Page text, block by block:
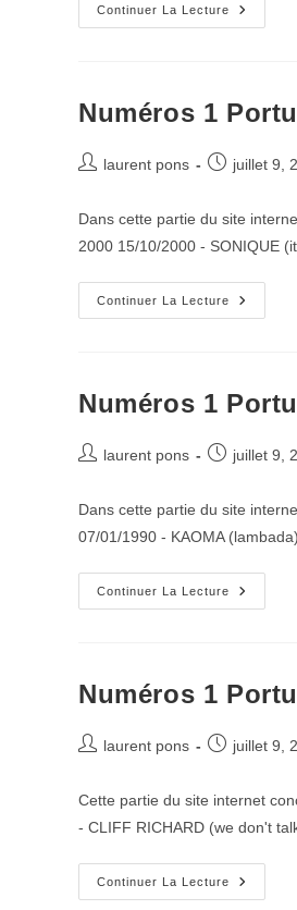
Continuer La Lecture
Numéros
1
Numéros 1
Auteur/autrice
publication :
laurent pons
Publication
juillet 9,
Dans cette partie du site
2000 15/10/2000 - SONIQUE
Continuer La Lecture
Numéros
1
Numéros 1
Auteur/autrice
publication :
laurent pons
Publication
juillet 9,
Dans cette partie du site
07/01/1990 - KAOMA
Continuer La Lecture
Numéros
1
Numéros 1
Auteur/autrice
publication :
laurent pons
Publication
juillet 9,
Cette partie du site internet
- CLIFF RICHARD (we don't
Continuer La Lecture
Numéros
1